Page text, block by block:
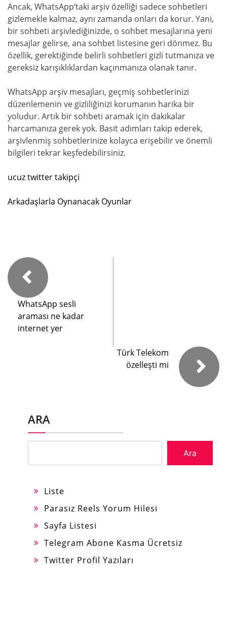
Ancak, WhatsApp’taki arşiv özelliği sadece sohbetleri
gizlemekle kalmaz, aynı zamanda onları da korur. Yani,
bir sohbeti arşivlediğinizde, o sohbet mesajlarına yeni
mesajlar gelirse, ana sohbet listesine geri dönmez. Bu
özellik, gerektiğinde belirli sohbetleri gizli tutmanıza ve
gereksiz karışıklıklardan kaçınmanıza olanak tanır.
WhatsApp arşiv mesajları, geçmiş sohbetlerinizi
düzenlemenin ve gizliliğinizi korumanın harika bir
yoludur. Artık bir sohbeti aramak için dakikalar
harcamanıza gerek yok. Basit adımları takip ederek,
arşivlenmiş sohbetlerinize kolayca erişebilir ve önemli
bilgileri tekrar keşfedebilirsiniz.
ucuz twitter takipçi
Arkadaşlarla Oynanacak Oyunlar
WhatsApp sesli
araması ne kadar
internet yer
Türk Telekom
özelleşti mi
ARA
Ara
Liste
Parasız Reels Yorum Hilesi
Sayfa Listesi
Telegram Abone Kasma Ücretsiz
Twitter Profil Yazıları